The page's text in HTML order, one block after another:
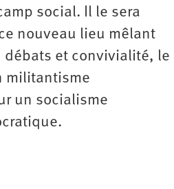
social. Il le sera
nouveau lieu mêlant
débats et convivialité, le
militantisme
un socialisme